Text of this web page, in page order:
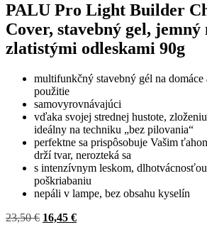
PALU Pro Light Builder
Cover, stavebný gel, jemný
zlatistými odleskami 90g
multifunkčný stavebný gél na domáce
použitie
samovyrovnávajúci
vďaka svojej strednej hustote,
ideálny na techniku „bez pilovania“
perfektne sa prispôsobuje Vašim
drží tvar, nerozteká sa
s intenzívnym leskom,
poškriabaniu
nepáli v lampe, bez obsahu kyselín
23,50€ Pôvodná
16,45 €Aktuálna